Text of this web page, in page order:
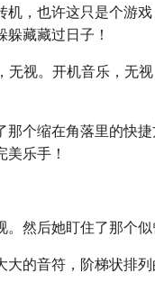
机，也许这只是个游
躲藏藏过日子！
无视。开机音乐，无
那个缩在角落里的快捷
美乐手！
。然后她盯住了那个
大的音符，阶梯状排列